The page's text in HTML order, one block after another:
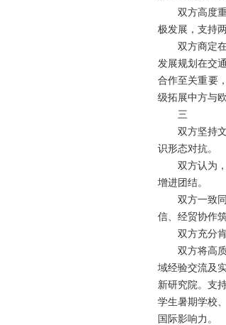
双方高度
极发展，支持
双方商定
发展规划在交
合作至关重要
级拓展中方与
三
双方坚持
识形态对抗。
双方认为
增进团结。
双方一致
信、经贸协作
双方充分
双方将高
域经验交流及
新研究院。支
学生暑期学校
国际影响力。